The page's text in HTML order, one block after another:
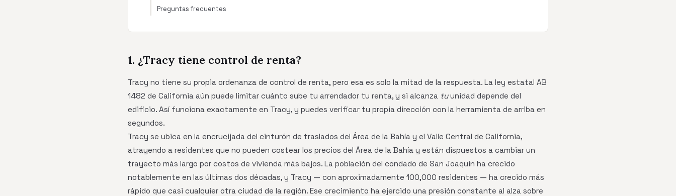
Preguntas frecuentes
1. ¿Tracy tiene control de renta?
Tracy no tiene su propia ordenanza de control de renta, pero esa es solo la mitad de la respuesta. La ley estatal AB
1482 de California aún puede limitar cuánto sube tu arrendador tu renta, y si alcanza tuunidad depende del
edificio. Así funciona exactamente en Tracy, y puedes verificar tu propia dirección con la herramienta de arriba en
segundos.
Tracy se ubica en la encrucijada del cinturón de traslados del Área de la Bahía y el Valle Central de California,
atrayendo a residentes que no pueden costear los precios del Área de la Bahía y están dispuestos a cambiar un
trayecto más largo por costos de vivienda más bajos. La población del condado de San Joaquin ha crecido
notablemente en las últimas dos décadas, y Tracy — con aproximadamente 100,000 residentes — ha crecido más
rápido que casi cualquier otra ciudad de la región. Ese crecimiento ha ejercido una presión constante al alza sobre